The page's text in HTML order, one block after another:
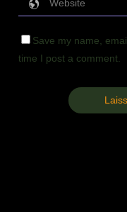
Save my name,
time I post a comment.